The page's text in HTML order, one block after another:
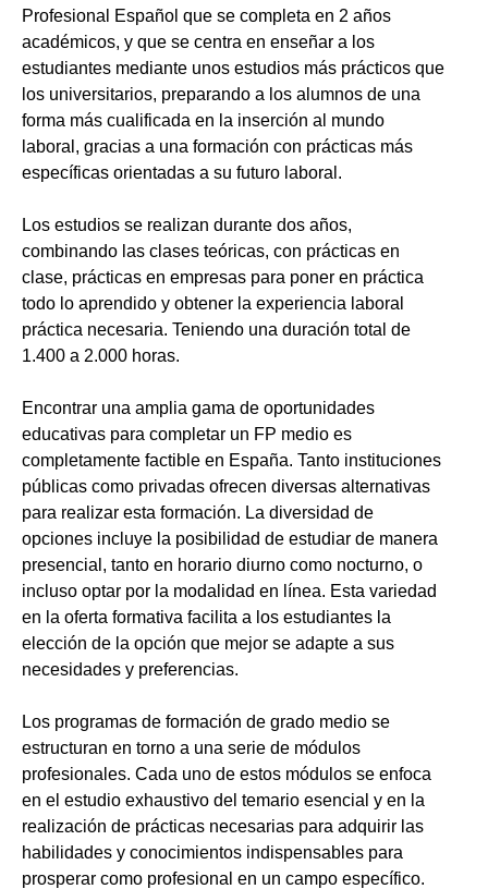
Profesional Español que se completa en 2 años
académicos, y que se centra en enseñar a los
estudiantes mediante unos estudios más prácticos que
los universitarios, preparando a los alumnos de una
forma más cualificada en la inserción al mundo
laboral, gracias a una formación con prácticas más
específicas orientadas a su futuro laboral.
Los estudios se realizan durante dos años,
combinando las clases teóricas, con prácticas en
clase, prácticas en empresas para poner en práctica
todo lo aprendido y obtener la experiencia laboral
práctica necesaria. Teniendo una duración total de
1.400 a 2.000 horas.
Encontrar una amplia gama de oportunidades
educativas para completar un FP medio es
completamente factible en España. Tanto instituciones
públicas como privadas ofrecen diversas alternativas
para realizar esta formación. La diversidad de
opciones incluye la posibilidad de estudiar de manera
presencial, tanto en horario diurno como nocturno, o
incluso optar por la modalidad en línea. Esta variedad
en la oferta formativa facilita a los estudiantes la
elección de la opción que mejor se adapte a sus
necesidades y preferencias.
Los programas de formación de grado medio se
estructuran en torno a una serie de módulos
profesionales. Cada uno de estos módulos se enfoca
en el estudio exhaustivo del temario esencial y en la
realización de prácticas necesarias para adquirir las
habilidades y conocimientos indispensables para
prosperar como profesional en un campo específico.